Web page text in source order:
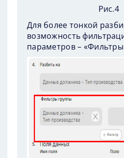
Рис.4
Для более тонкой
возможность
параметров –